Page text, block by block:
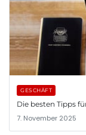
GESCHÄFT
Die besten Tipps
7. November 2025